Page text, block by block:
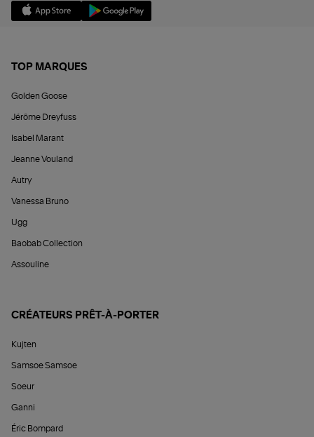
TOP MARQUES
Golden Goose
Jérôme Dreyfuss
Isabel Marant
Jeanne Vouland
Autry
Vanessa Bruno
Ugg
Baobab Collection
Assouline
CRÉATEURS PRÊT-À-PORTER
Kujten
Samsoe Samsoe
Soeur
Ganni
Éric Bompard